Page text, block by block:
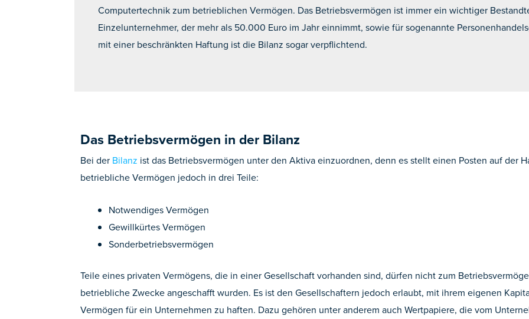
Computertechnik zum betrieblichen Vermögen. Das Betriebsvermögen ist immer ein wichtiger
Einzelunternehmer, der mehr als 50.000 Euro im Jahr einnimmt, sowie für sogenannte
mit einer beschränkten Haftung ist die Bilanz sogar verpflichtend.
Das Betriebsvermögen in der Bilanz
Bei der Bilanz ist das Betriebsvermögen unter den Aktiva einzuordnen, denn es stellt einen Posten auf der
betriebliche Vermögen jedoch in drei Teile:
Notwendiges Vermögen
Gewillkürtes Vermögen
Sonderbetriebsvermögen
Teile eines privaten Vermögens, die in einer Gesellschaft vorhanden sind, dürfen nicht zum
betriebliche Zwecke angeschafft wurden. Es ist den Gesellschaftern jedoch erlaubt, mit ihrem eigenen
Vermögen für ein Unternehmen zu haften. Dazu gehören unter anderem auch Wertpapiere, die vom